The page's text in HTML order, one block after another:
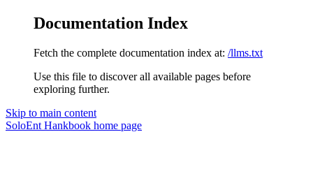
Documentation Index
Fetch the complete documentation index at: /llms.txt
Use this file to discover all available pages before
exploring further.
Skip to main content
SoloEnt Hankbook home page